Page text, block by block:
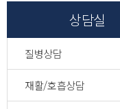
상담실
질병상담
재활/호흡상담